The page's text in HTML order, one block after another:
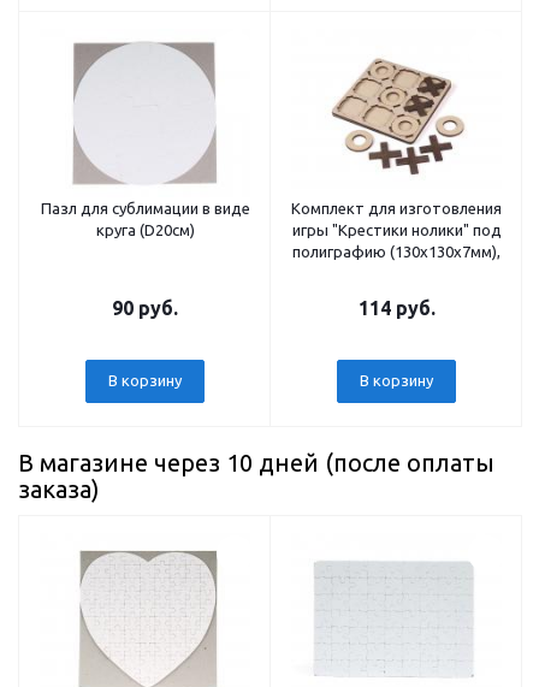
Пазл для сублимации в виде
круга (D20см)
90 руб.
В корзину
Комплект для изготовления
игры "Крестики нолики" под
полиграфию (130x130x7мм),
114 руб.
В корзину
В магазине через 10 дней (после оплаты
заказа)